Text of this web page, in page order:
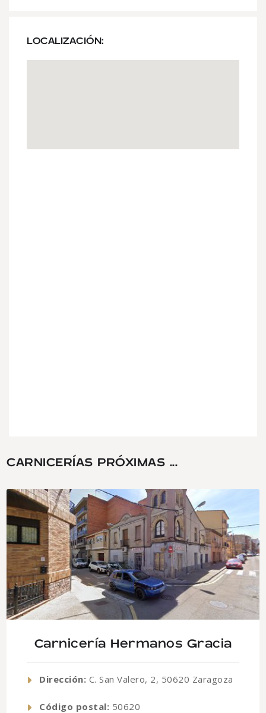
LOCALIZACIÓN:
CARNICERÍAS PRÓXIMAS ...
Carnicería Hermanos Gracia
Dirección: C. San Valero, 2, 50620 Zaragoza
Código postal: 50620